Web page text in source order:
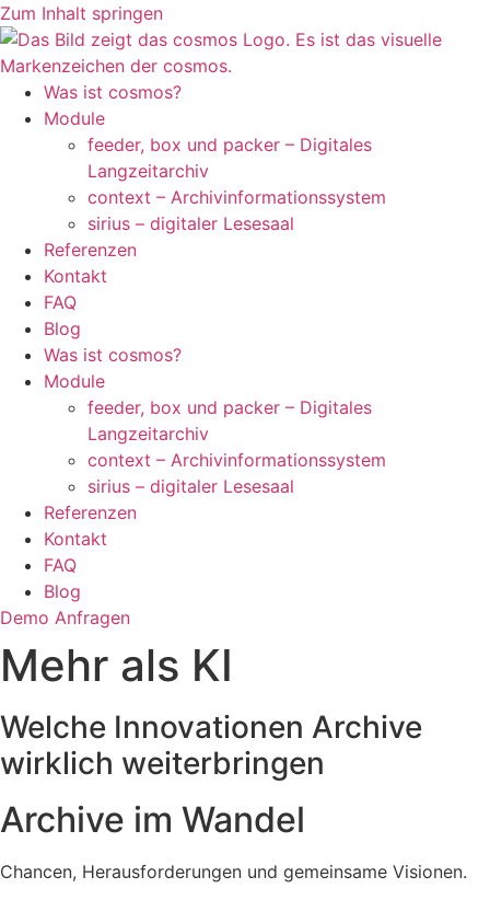
Zum Inhalt springen
Was ist cosmos?
Module
feeder, box und packer – Digitales
Langzeitarchiv
context – Archivinformationssystem
sirius – digitaler Lesesaal
Referenzen
Kontakt
FAQ
Blog
Was ist cosmos?
Module
feeder, box und packer – Digitales
Langzeitarchiv
context – Archivinformationssystem
sirius – digitaler Lesesaal
Referenzen
Kontakt
FAQ
Blog
Demo Anfragen
Mehr als KI
Welche Innovationen Archive
wirklich weiterbringen
Archive im Wandel
Chancen, Herausforderungen und gemeinsame Visionen.